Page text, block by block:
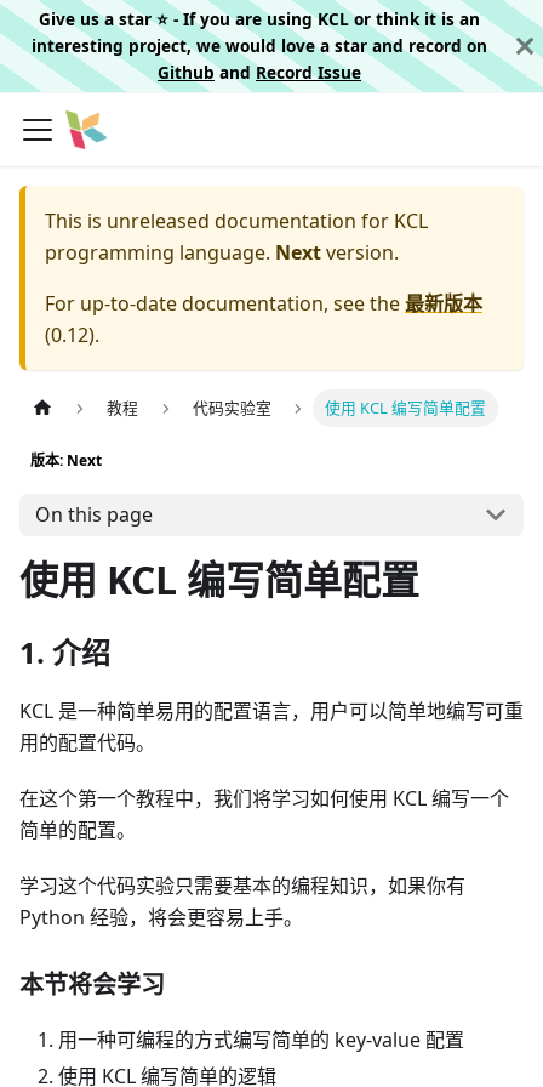
Give us a star ⭐️ - If you are using KCL or think it is an
interesting project, we would love a star and record on
Githuband Record Issue
This is unreleased documentation for KCL
programming language. Nextversion.
For up-to-date documentation, see the最新版本
(0.12).
教程 代码实验室 使用 KCL 编写简单配置
版本: Next
On this page
使用 KCL 编写简单配置
1. 介绍
KCL 是一种简单易用的配置语言，用户可以简单地编写可重
用的配置代码。
在这个第一个教程中，我们将学习如何使用 KCL 编写一个
简单的配置。
学习这个代码实验只需要基本的编程知识，如果你有
Python 经验，将会更容易上手。
本节将会学习
用一种可编程的方式编写简单的 key-value 配置
使用 KCL 编写简单的逻辑